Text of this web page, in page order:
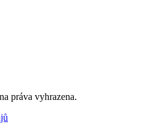
práva vyhrazena.